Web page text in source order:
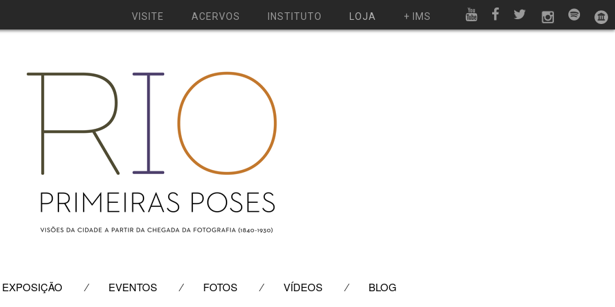
VISITE ACERVOS INSTITUTO LOJA + IMS
SKIP
EXPOSIÇÃO EVENTOS FOTOS VÍDEOS BLOG